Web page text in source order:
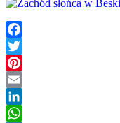
Facebook
Twitter
Pinterest
Email
LinkedIn